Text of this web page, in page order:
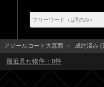
アジールコート大森西 成約済み
最近見た物件： 0件